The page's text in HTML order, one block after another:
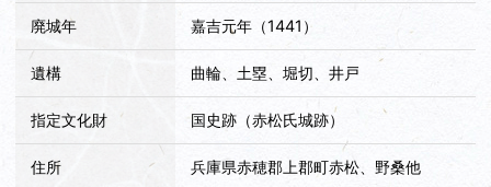
廃城年 嘉吉元年（1441）
遺構 曲輪、土塁、堀切、井戸
指定文化財 国史跡（赤松氏城跡）
住所 兵庫県赤穂郡上郡町赤松、野桑他